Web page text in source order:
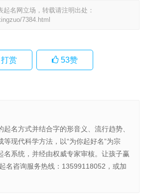
名网立场，转载请注明出处：
7384.html
赏 53赞
名方式并结合字的形音义、流行趋势、
等现代科学方法，以“为你起好名”为宗
名系统，并经由权威专家审核。让孩子赢
名咨询服务热线：13599118052，或加